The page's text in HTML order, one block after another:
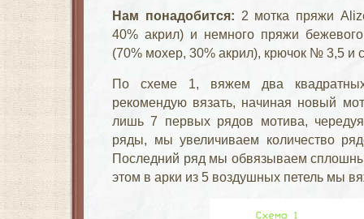
Нам понадобится: 2 мотка пряжи
40% акрил) и немного пряжи
(70% мохер, 30% акрил), крючок № 3,5
По схеме 1, вяжем два
рекомендую вязать, начиная новый
лишь 7 первых рядов мотива,
ряды, мы увеличиваем количество
Последний ряд мы обвязываем
этом в арки из 5 воздушных петель мы